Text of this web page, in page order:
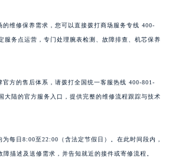
的维修保养需求，您可以直接拨打商场服务专线 400-
服务点运营，专门处理腕表检测、故障排查、机芯保养
方的售后体系，请拨打全国统一客服热线 400-801-
大陆的官方服务入口，提供完整的维修流程跟踪与技术
每日8:00至22:00（含法定节假日）。在此时间段内，
描述及送修需求，并告知就近的接件或寄修流程。